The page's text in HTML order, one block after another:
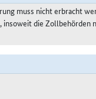
muss nicht erbracht
die Zollbehörden